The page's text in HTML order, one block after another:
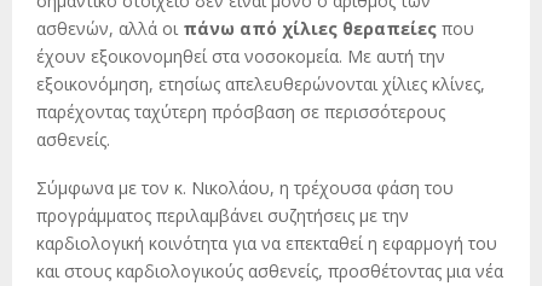
ασθενών, αλλά οι πάνω από χίλιες θεραπείες που
έχουν εξοικονομηθεί στα νοσοκομεία. Με αυτή την
εξοικονόμηση, ετησίως απελευθερώνονται χίλιες κλίνες,
παρέχοντας ταχύτερη πρόσβαση σε περισσότερους
ασθενείς.
Σύμφωνα με τον κ. Νικολάου, η τρέχουσα φάση του
προγράμματος περιλαμβάνει συζητήσεις με την
καρδιολογική κοινότητα για να επεκταθεί η εφαρμογή του
και στους καρδιολογικούς ασθενείς, προσθέτοντας μια νέα